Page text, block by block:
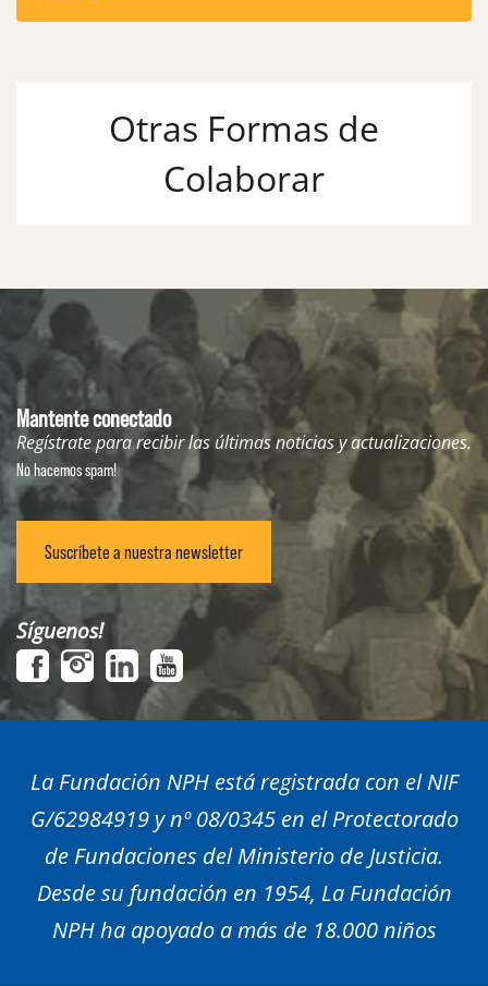
Otras Formas de
Colaborar
Mantente conectado
Regístrate para recibir las últimas noticias y actualizaciones.
No hacemos spam!
Suscríbete a nuestra newsletter
Síguenos!
La Fundación NPH está registrada con el NIF
G/62984919 y nº 08/0345 en el Protectorado
de Fundaciones del Ministerio de Justicia.
Desde su fundación en 1954, La Fundación
NPH ha apoyado a más de 18.000 niños